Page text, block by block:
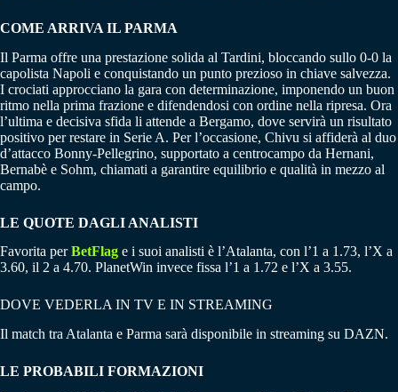
COME ARRIVA IL PARMA
Il Parma offre una prestazione solida al Tardini, bloccando sullo 0-0 la
capolista Napoli e conquistando un punto prezioso in chiave salvezza.
I crociati approcciano la gara con determinazione, imponendo un buon
ritmo nella prima frazione e difendendosi con ordine nella ripresa. Ora
l’ultima e decisiva sfida li attende a Bergamo, dove servirà un risultato
positivo per restare in Serie A. Per l’occasione, Chivu si affiderà al duo
d’attacco Bonny-Pellegrino, supportato a centrocampo da Hernani,
Bernabè e Sohm, chiamati a garantire equilibrio e qualità in mezzo al
campo.
LE QUOTE DAGLI ANALISTI
Favorita perBetFlag e i suoi analisti è l’Atalanta, con l’1 a 1.73, l’X a
3.60, il 2 a 4.70. PlanetWin invece fissa l’1 a 1.72 e l’X a 3.55.
DOVE VEDERLA IN TV E IN STREAMING
Il match tra Atalanta e Parma sarà disponibile in streaming su DAZN.
LE PROBABILI FORMAZIONI